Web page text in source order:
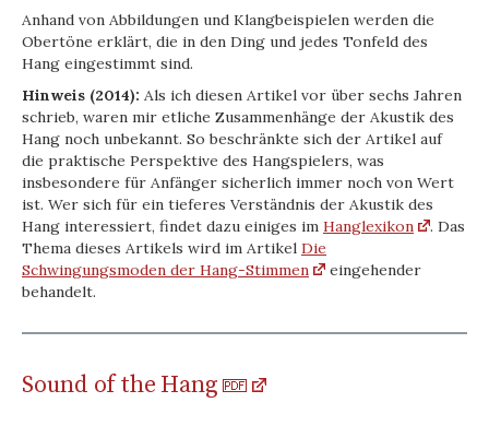
Anhand von Abbildungen und Klangbeispielen werden die
Obertöne erklärt, die in den Ding und jedes Tonfeld des
Hang eingestimmt sind.
Hinweis (2014): Als ich diesen Artikel vor über sechs Jahren
schrieb, waren mir etliche Zusammenhänge der Akustik des
Hang noch unbekannt. So beschränkte sich der Artikel auf
die praktische Perspektive des Hangspielers, was
insbesondere für Anfänger sicherlich immer noch von Wert
ist. Wer sich für ein tieferes Verständnis der Akustik des
Hang interessiert, findet dazu einiges im Hanglexikon
. Das
Thema dieses Artikels wird im Artikel Die
Schwingungsmoden der Hang-Stimmen
eingehender
behandelt.
Sound of the Hang